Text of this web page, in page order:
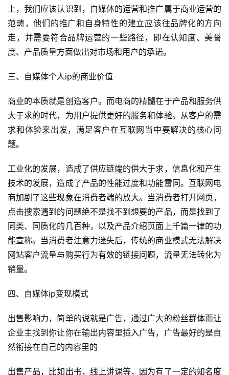
首
页
行
业
快
讯
开
眼
案
例
避
坑
指
南
运
登录
上，我们应该认识到，自媒体的运营和推广属于商业运营的
范畴，他们的推广和自身特性的建立应该往品牌化的方向
走，并需要符合品牌运营的一些路径，即在认知度、美誉
度、产品质量方面做出对市场和用户的承诺。
三、自媒体个人ip的商业价值
商业的本质就是创造客户。而电商的精髓在于产品和服务供
大于求的时代，为用户提供更好的服务和体验。从客户的需
求和体验来出发，满足客户在互联网当中要解决的核心问
题。
工业化的发展，造成了供应链端的供大于求，信息化和产生
技术的发展，造成了产品的性能过度和功能雷同。互联网电
商加剧了这些现象在消费者端的放大。当消费者打开网页，
点击搜索遇到的问题绝不是找不到想要的产品，而是找到了
同类、同质化的几百种，以及产品介绍页面上千篇一律的功
能宣称。当消费者注意力迷失后，传统的商业模式无法解决
网站客户流量与购买行为有效的链接问题，流量无法转化为
销量。
四、自媒体ip变现模式
出售影响力，简单的说就是广告，通过广大的粉丝群体而让
企业主找到你让你在输出内容里插入广告，广告最好的是自
然衔接在自己的内容里的
出售产品，比如出书，线上讲课等，因为有了一定的知名度